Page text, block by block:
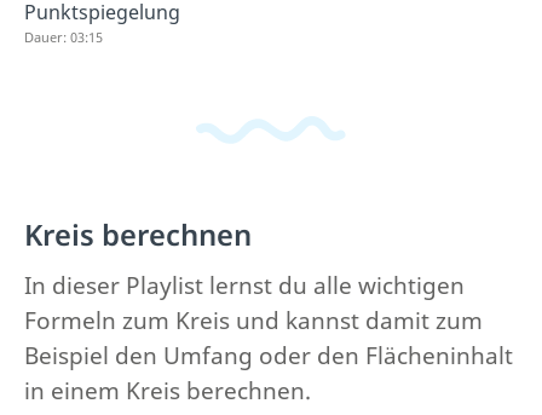
Punktspiegelung
Dauer: 03:15
Kreis berechnen
In dieser Playlist lernst du alle wichtigen
Formeln zum Kreis und kannst damit zum
Beispiel den Umfang oder den Flächeninhalt
in einem Kreis berechnen.